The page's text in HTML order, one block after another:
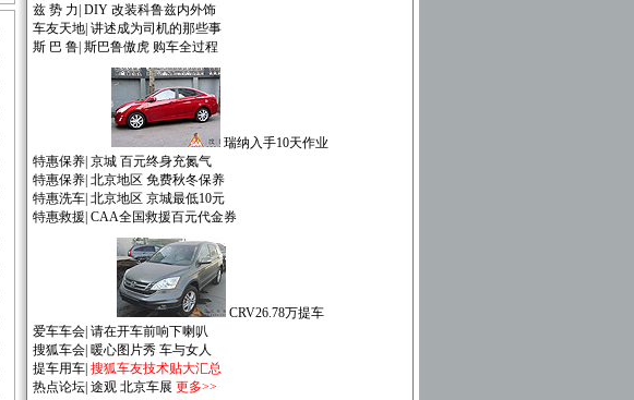
兹 势 力 DIY 改装科鲁兹内外饰
车友天地| 讲述成为司机的那些事
斯 巴 鲁| 斯巴鲁傲虎 购车全过程
瑞纳入手10天作业
特惠保养| 京城 百元终身充氮气
特惠保养| 北京地区 免费秋冬保养
特惠洗车| 北京地区 京城最低10元
特惠救援 CAA全国救援百元代金券
CRV26.78万提车
爱车车会| 请在开车前响下喇叭
搜狐车会| 暖心图片秀 车与女人
提车用车| 搜狐车友技术贴大汇总
热点论坛| 途观 北京车展 更多>>